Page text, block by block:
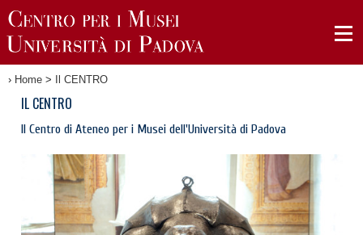
› Home > Il CENTRO
IL CENTRO
Il Centro di Ateneo per i Musei dell'Università di Padova